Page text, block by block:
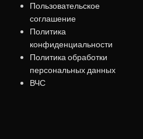
Пользовательское
соглашение
Политика
конфиденциальности
Политика обработки
персональных данных
ВЧС